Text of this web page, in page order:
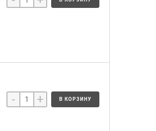
- + В КОРЗИНУ